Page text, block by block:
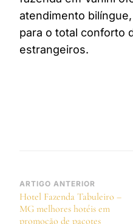
atendimento
para o total conforto
estrangeiros.
Navegação
de
ARTIGO ANTERIOR
Hotel Fazenda Tabuleiro –
MG melhores hotéis em
promoção de pacotes